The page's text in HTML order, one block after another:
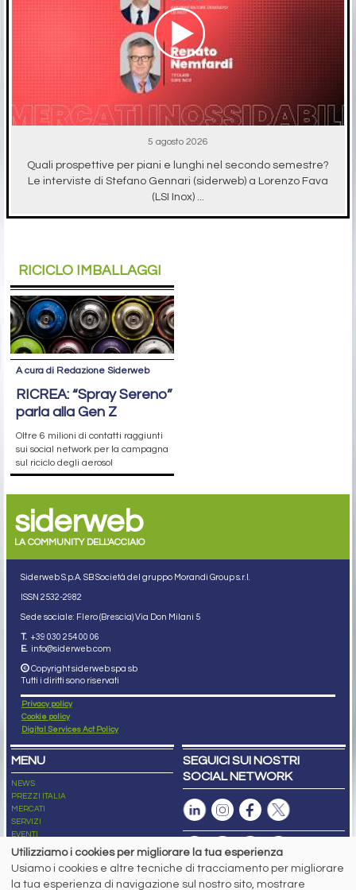
5 agosto 2026
Quali prospettive per piani e lunghi nel secondo semestre?
Le interviste di Stefano Gennari (siderweb) a Lorenzo Fava
(LSI Inox) ...
RICICLO IMBALLAGGI
A cura di Redazione Siderweb
RICREA: “Spray Sereno”
parla alla Gen Z
Oltre 6 milioni di contatti raggiunti
sui social network per la campagna
sul riciclo degli aerosol
siderweb
LA COMMUNITY DELL'ACCIAIO
Siderweb S.p.A. SB Società del gruppo Morandi Group s.r.l.
ISSN 2532-2982
Sede sociale: Flero (Brescia) Via Don Milani 5
T. +39 030 254 00 06
E. info@siderweb.com
Copyright siderweb spa sb
Tutti i diritti sono riservati
Privacy policy
Cookie policy
Digital Services Act Policy
MENU
NEWS
PREZZI ITALIA
MERCATI
SERVIZI
EVENTI
ABBONAMENTI
NEWSLETTER
SEGUICI SUI NOSTRI
SOCIAL NETWORK
Utilizziamo i cookies per migliorare la tua esperienza
Usiamo i cookies e altre tecniche di tracciamento per migliorare
la tua esperienza di navigazione sul nostro sito, mostrare